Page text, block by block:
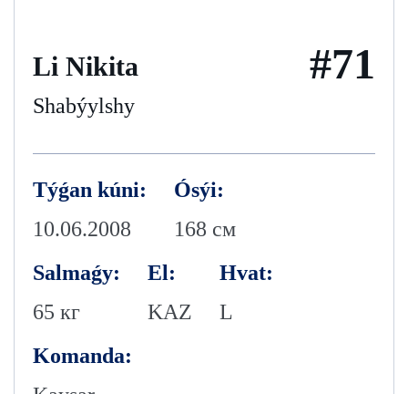
Li Nikita
Shabýylshy
#71
Týǵan kúni:
10.06.2008
Ósýi:
168 см
Salmaǵy:
65 кг
El:
KAZ
Hvat:
L
Komanda: